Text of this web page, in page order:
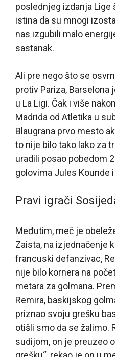
poslednjeg izdanja Lige
istina da su mnogi
nas izgubili malo
sastanak.
Ali pre nego što se
protiv Pariza, Barselona
u La Ligi. Čak i više
Madrida od Atletika u
Blaugrana prvo mesto
to nije bilo tako lako za
uradili posao pobedom
golovima Jules Kounde
Pravi igrači
Međutim, meč je
Zaista, na izjednačenje
francuski defanzivac,
nije bilo kornera na
metara za golmana.
Remira, baskijskog
priznao svoju grešku
otišli smo da se žalimo.
sudijom, on je preuzeo